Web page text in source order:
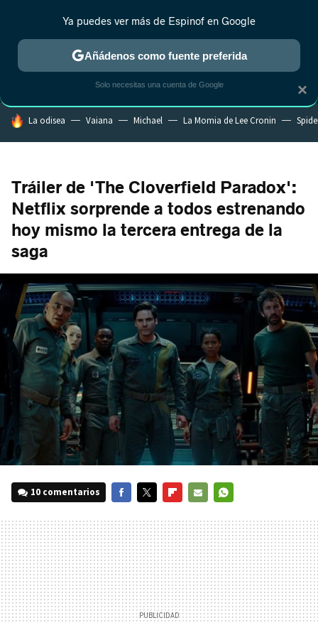
MENÚ NUEVO
ESTRENOS REALITY ANIME RANKINGS CINE
HOY SE HABLA DE
La odisea Vaiana Michael La Momia de Lee Cronin
Tráiler de 'The Cloverfield Paradox':
Netflix sorprende a todos estrenando
hoy mismo la tercera entrega de la
saga
10 comentarios
MAIL
×
Ya puedes ver más de Espinof en Google
Añádenos como fuente preferida
Solo necesitas una cuenta de Google